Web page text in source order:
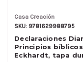
Casa Creación
SKU: 9781629988795
Declaraciones
Principios
Eckhardt, tapa